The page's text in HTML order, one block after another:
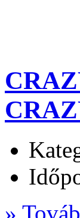
»